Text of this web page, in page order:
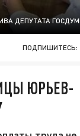
ДЕПУТАТА
ПОДПИШИТЕСЬ:
ЮРЬЕВ-